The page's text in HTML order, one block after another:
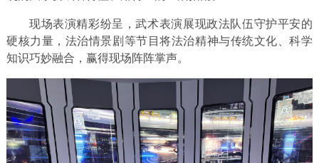
现场表演精彩纷呈，武术表演展现政法队伍守护平安的
硬核力量，法治情景剧等节目将法治精神与传统文化、科学
知识巧妙融合，赢得现场阵阵掌声。